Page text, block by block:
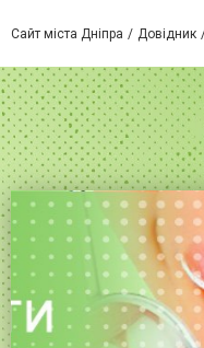
Сайт міста Дніпра Довідник